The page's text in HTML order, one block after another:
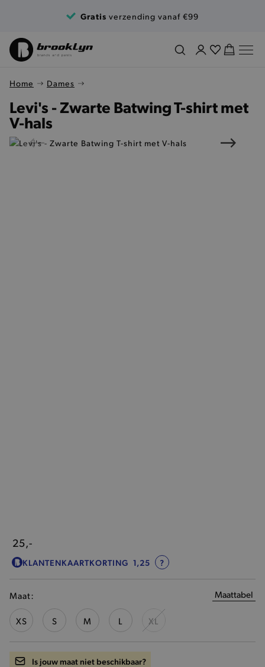
Gratis verzending vanaf €99
Home Dames
Levi's - Zwarte Batwing T-shirt met
V-hals
25,-
KLANTENKAARTKORTING 1,25 ?
Maat: Maattabel
XS S M L XL
Is jouw maat niet beschikbaar?